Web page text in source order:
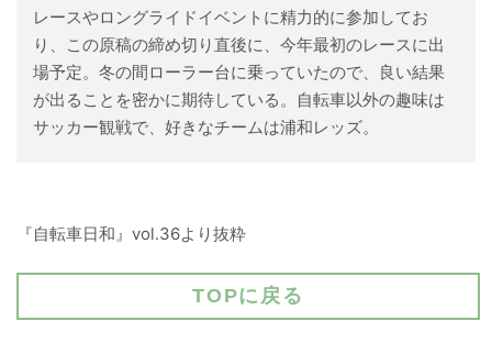
レースやロングライドイベントに精力的に参加してお
り、この原稿の締め切り直後に、今年最初のレースに出
場予定。冬の間ローラー台に乗っていたので、良い結果
が出ることを密かに期待している。自転車以外の趣味は
サッカー観戦で、好きなチームは浦和レッズ。
『自転車日和』vol.36より抜粋
TOPに戻る